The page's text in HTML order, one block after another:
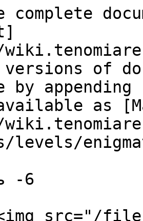
complete
versions of
by
as
levels/
-6
src="/files/